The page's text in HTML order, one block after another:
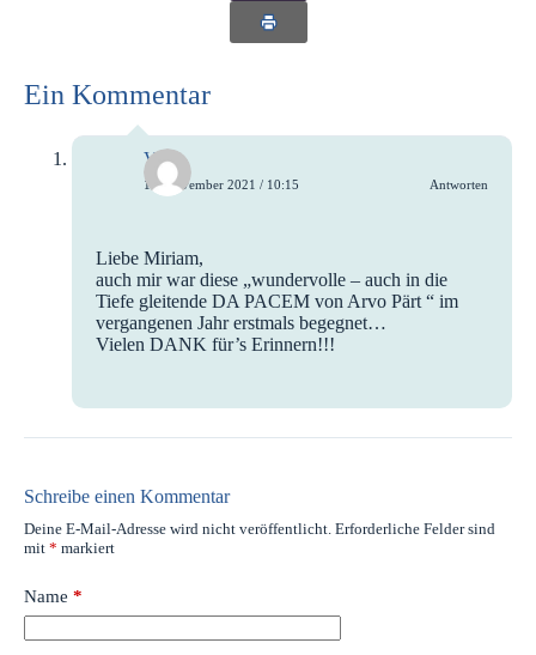
Ein Kommentar
Viola
14. November 2021 / 10:15 Antworten
Liebe Miriam,
auch mir war diese „wundervolle – auch in die
Tiefe gleitende DA PACEM von Arvo Pärt “ im
vergangenen Jahr erstmals begegnet…
Vielen DANK für’s Erinnern!!!
Schreibe einen Kommentar
Deine E-Mail-Adresse wird nicht veröffentlicht. Erforderliche Felder sind
mit * markiert
Name *